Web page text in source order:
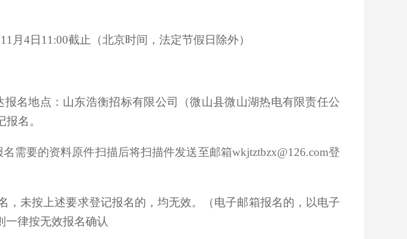
月 4日11:00截止（北京时间，法定节假日除外）
名地点：山东浩衡招标有限公司（微山县微山湖热电有限责任公
名。
名需要的资料原件扫描后将扫描件发送至邮箱wkjtztbzx@126.com登
，未按上述要求登记报名的，均无效。（电子邮箱报名的，以电子
一律按无效报名确认